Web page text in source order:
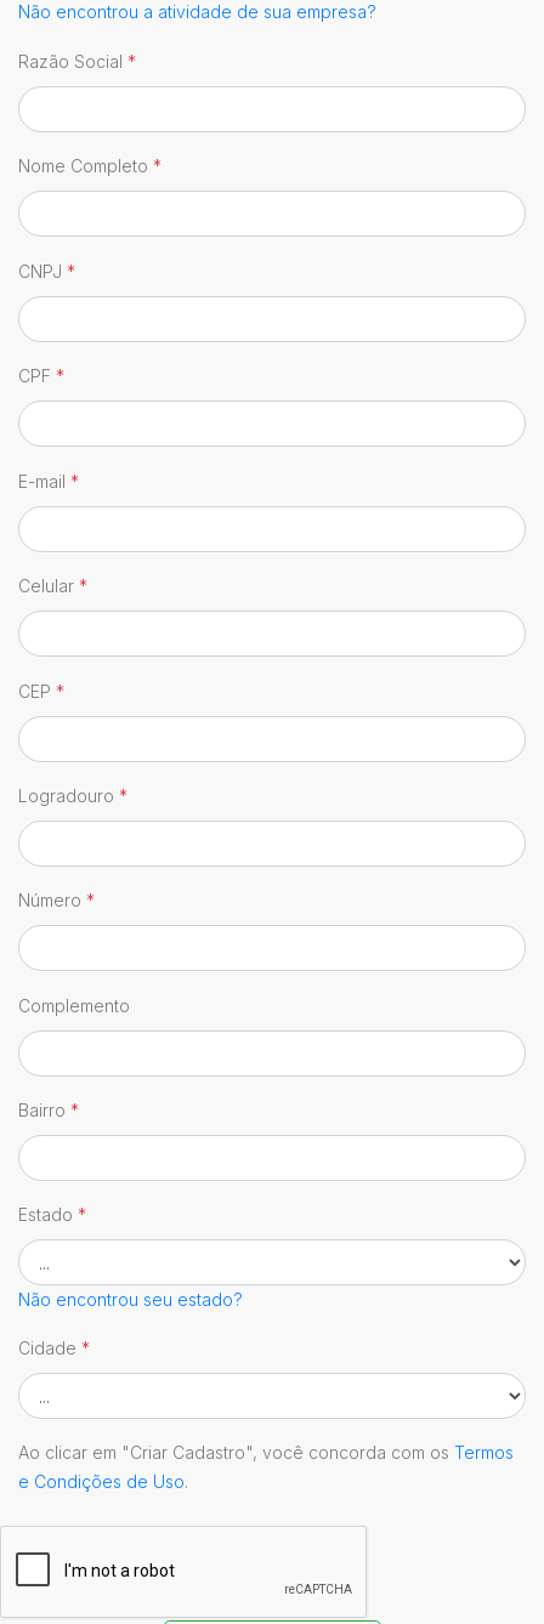
Não encontrou a atividade de sua empresa?
Razão Social *
Nome Completo *
CNPJ *
CPF *
E-mail *
Celular *
CEP *
Logradouro *
Número *
Complemento
Bairro *
Estado *
Não encontrou seu estado?
Cidade *
Ao clicar em "Criar Cadastro", você concorda com os Termos
e Condições de Uso.